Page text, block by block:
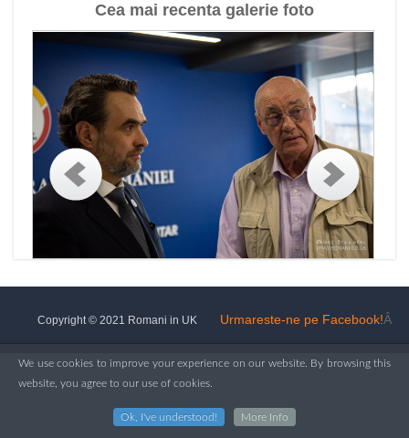
Cea mai recenta galerie foto
Urmareste-ne pe Facebook!Â
Copyright © 2021 Romani in UK
We use cookies to improve your experience on our website. By browsing this
website, you agree to our use of cookies.
Ok, I've understood! More Info